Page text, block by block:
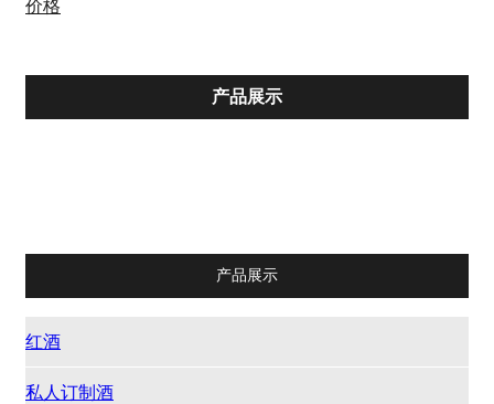
价格
产品展示
产品展示
红酒
私人订制酒